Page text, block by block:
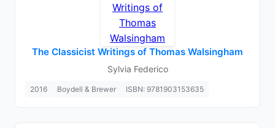
The Classicist Writings of Thomas Walsingham
Sylvia Federico
2016 Boydell & Brewer ISBN: 9781903153635